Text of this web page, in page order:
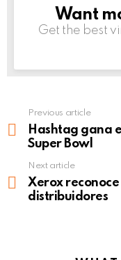
Want
Get the best
more
Previous article
Hashtag gana
Super Bowl
Next article
Xerox reconoce
distribuidores